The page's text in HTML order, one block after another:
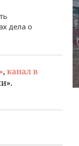
дела о
, канал в